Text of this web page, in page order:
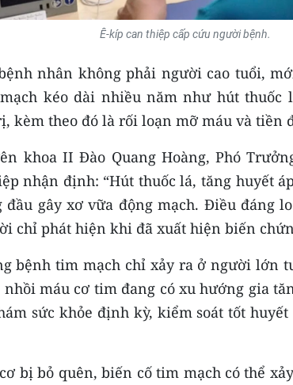
Ê-kíp can thiệp cấp cứu người bệnh.
nhân không phải người cao tuổi,
kéo dài nhiều năm như hút thuốc
kèm theo đó là rối loạn mỡ máu và tiền
khoa II Đào Quang Hoàng, Phó
nhận định: “Hút thuốc lá, tăng huyết
đầu gây xơ vữa động mạch. Điều đáng
chỉ phát hiện khi đã xuất hiện biến
bệnh tim mạch chỉ xảy ra ở người lớn
máu cơ tim đang có xu hướng gia
sức khỏe định kỳ, kiểm soát tốt
bị bỏ quên, biến cố tim mạch có thể